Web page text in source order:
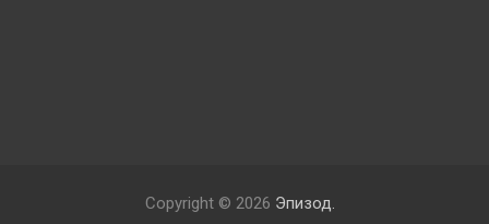
Copyright © 2026 Эпизод.